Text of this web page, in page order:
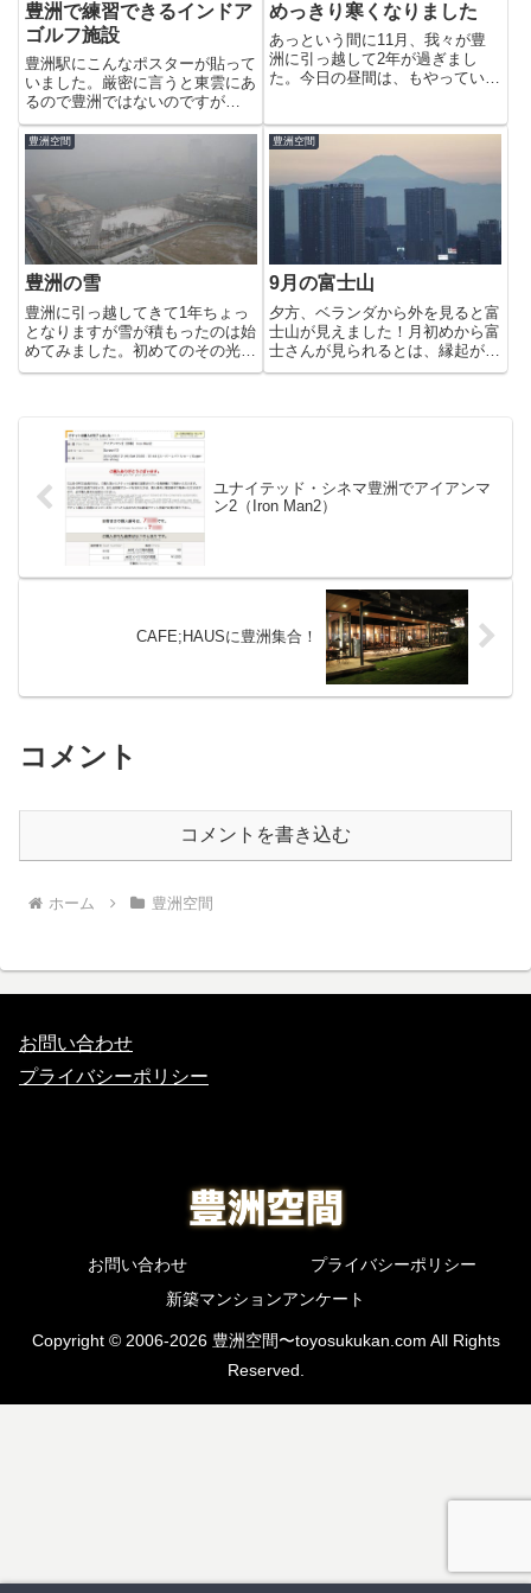
豊洲で練習できるインドア
ゴルフ施設
豊洲駅にこんなポスターが貼って
いました。厳密に言うと東雲にあ
るので豊洲ではないのですが
（笑）ゴルフが好きな人には面白
い施設なのではないでしょうか。
ェイバーゲート)東雲1-7...
めっきり寒くなりました
あっという間に11月、我々が豊
洲に引っ越して2年が過ぎまし
た。今日の昼間は、もやっていま
11月1日からは、ららぽーと豊洲
のイルミネーションが点灯。昨年
のイルミネーションの様子はこ
ち...
豊洲空間
豊洲の雪
豊洲に引っ越してきて1年ちょっ
となりますが雪が積もったのは始
めてみました。初めてのその光景
をどうぞ！吹雪いているのわかり
豊洲空間
9月の富士山
夕方、ベランダから外を見ると富
士山が見えました！月初めから富
士さんが見られるとは、縁起が良
い感じです。ニッポンレンタカー
ユナイテッド・シネマ豊洲でアイアンマ
ン2（Iron Man2）
CAFE;HAUSに豊洲集合！
コメント
コメントを書き込む
ホーム 豊洲空間
お問い合わせ
プライバシーポリシー
お問い合わせ
プライバシーポリシー
新築マンションアンケート
Copyright © 2006-2026 豊洲空間〜toyosukukan.com All Rights
Reserved.